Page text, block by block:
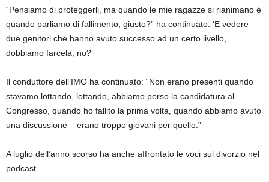
“Pensiamo di proteggerli, ma quando le mie ragazze si rianimano è
quando parliamo di fallimento, giusto?” ha continuato. ‘E vedere
due genitori che hanno avuto successo ad un certo livello,
dobbiamo farcela, no?’
Il conduttore dell’IMO ha continuato: “Non erano presenti quando
stavamo lottando, lottando, abbiamo perso la candidatura al
Congresso, quando ho fallito la prima volta, quando abbiamo avuto
una discussione – erano troppo giovani per quello.”
A luglio dell’anno scorso ha anche affrontato le voci sul divorzio nel
podcast.